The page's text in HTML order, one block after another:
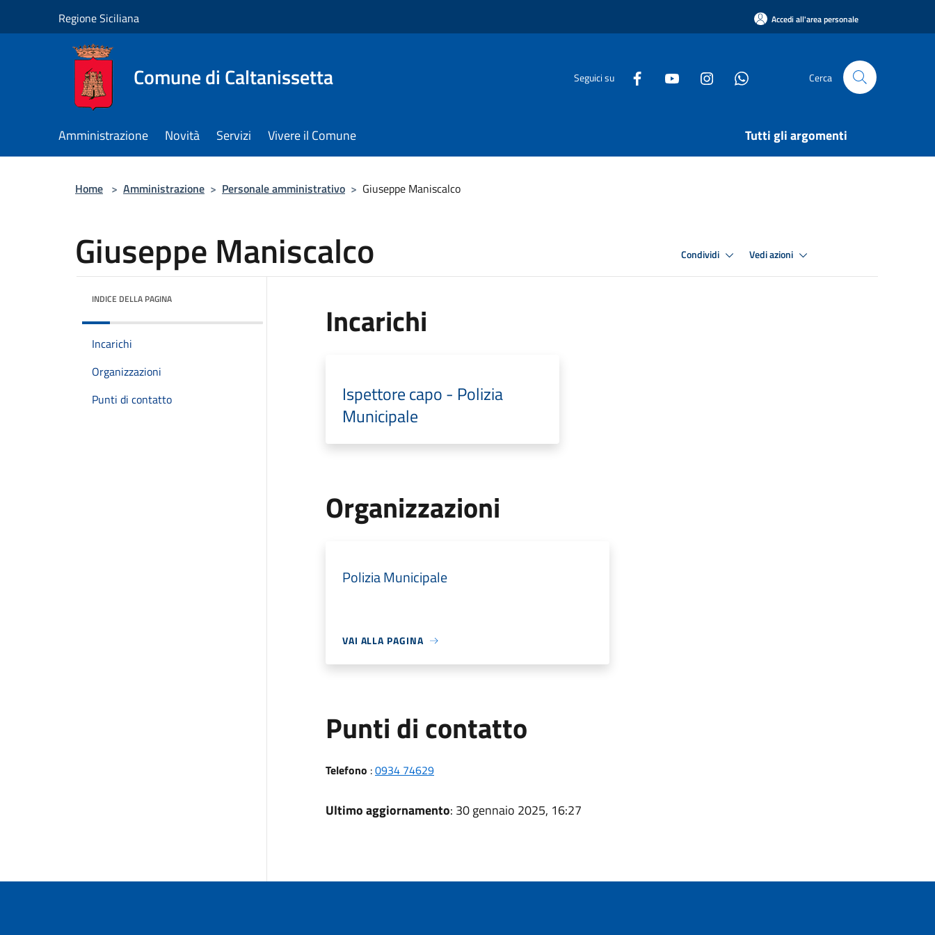
Regione Siciliana Accedi all'area personale
Comune di Caltanissetta Seguici su Cerca
Amministrazione Novità Servizi Vivere il Comune Tutti gli argomenti
Home > Amministrazione > Personale amministrativo > Giuseppe Maniscalco
Giuseppe Maniscalco Condividi Vedi azioni
INDICE DELLA PAGINA
Incarichi
Organizzazioni
Punti di contatto
Incarichi
Ispettore capo - Polizia
Municipale
Organizzazioni
Polizia Municipale
VAI ALLA PAGINA
Punti di contatto
Telefono :0934 74629
Ultimo aggiornamento: 30 gennaio 2025, 16:27